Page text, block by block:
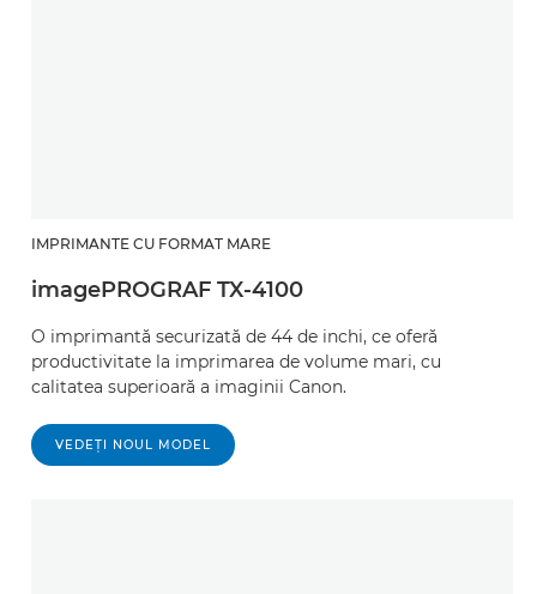
IMPRIMANTE CU FORMAT MARE
imagePROGRAF TX-4100
O imprimantă securizată de 44 de inchi, ce oferă
productivitate la imprimarea de volume mari, cu
calitatea superioară a imaginii Canon.
VEDEŢI NOUL MODEL